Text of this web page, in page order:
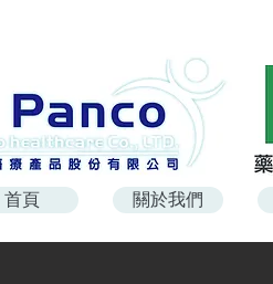
首頁 關於我們